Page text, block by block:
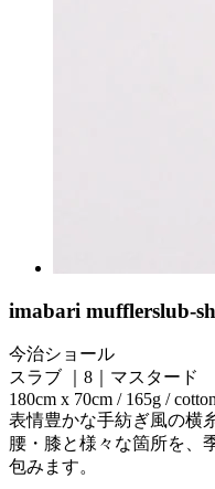
imabari mufflerslub-
今治ショール
スラブ ｜8｜マスタード
180cm x 70cm / 165g /
表情豊かな手紡ぎ風の横
腰・膝と様々な箇所を、
包みます。